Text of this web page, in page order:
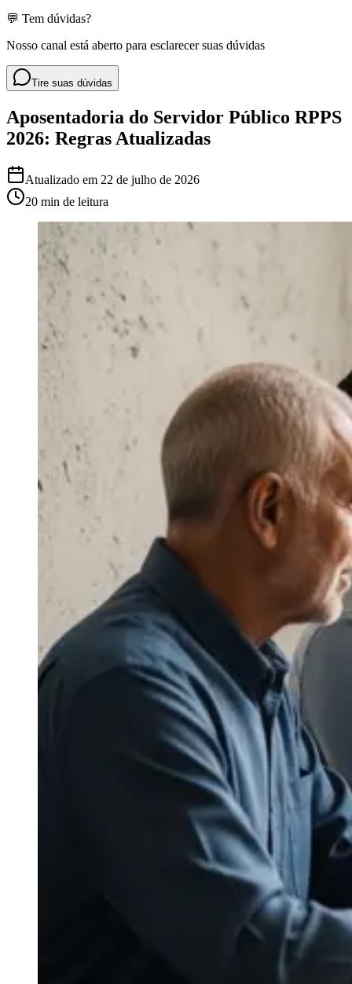
💬 Tem dúvidas?
Nosso canal está aberto para esclarecer suas dúvidas
Tire suas dúvidas
Aposentadoria do Servidor Público RPPS
2026: Regras Atualizadas
Atualizado em 22 de julho de 2026
20 min de leitura